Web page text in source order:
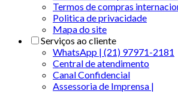
Termos de compras
Politica de privacidade
Mapa do site
Serviços ao cliente
WhatsApp | (21) 97971-2181
Central de atendimento
Canal Confidencial
Assessoria de Imprensa |